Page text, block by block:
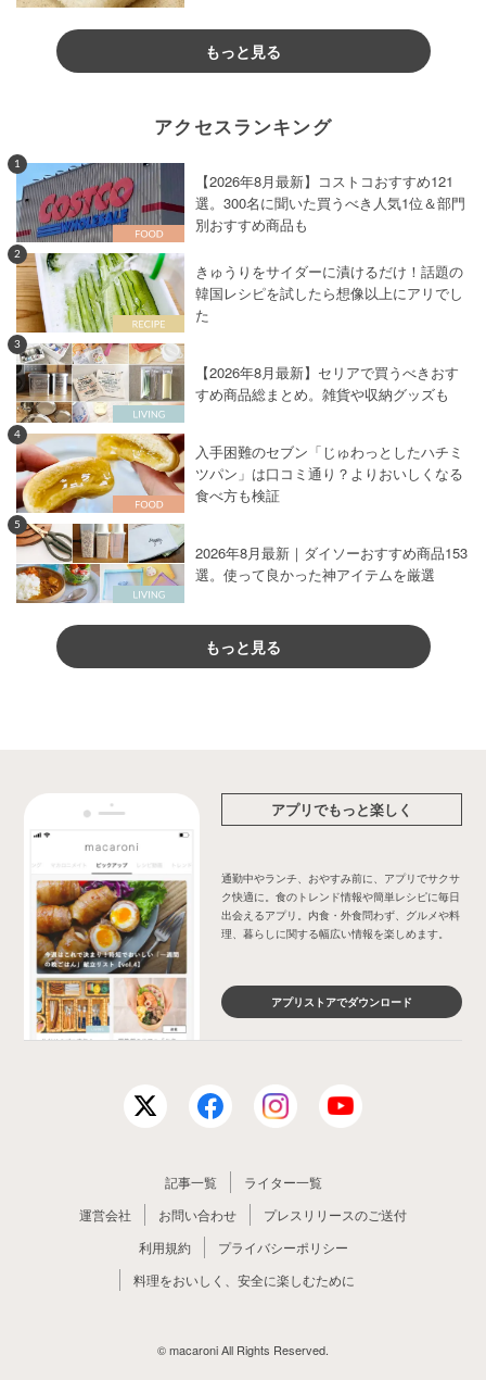
もっと見る
アクセスランキング
1
【2026年8月最新】コストコおすすめ121
選。300名に聞いた買うべき人気1位＆部門
別おすすめ商品も
2
きゅうりをサイダーに漬けるだけ！話題の
韓国レシピを試したら想像以上にアリでし
た
3
【2026年8月最新】セリアで買うべきおす
すめ商品総まとめ。雑貨や収納グッズも
4
入手困難のセブン「じゅわっとしたハチミ
ツパン」は口コミ通り？よりおいしくなる
食べ方も検証
5
2026年8月最新｜ダイソーおすすめ商品153
選。使って良かった神アイテムを厳選
もっと見る
アプリでもっと楽しく
通勤中やランチ、おやすみ前に、アプリでサクサ
ク快適に。食のトレンド情報や簡単レシピに毎日
出会えるアプリ。内食・外食問わず、グルメや料
理、暮らしに関する幅広い情報を楽しめます。
アプリストアでダウンロード
記事一覧
ライター一覧
運営会社
お問い合わせ
プレスリリースのご送付
利用規約
プライバシーポリシー
料理をおいしく、安全に楽しむために
© macaroni All Rights Reserved.